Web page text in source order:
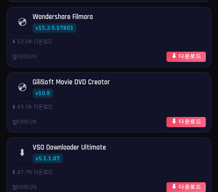
💿 Wondershare Filmora
v15.2.5.17803
⬇️ 52.0K 다운로드
멀티미디어
⬇ 다운로드
💿 GiliSoft Movie DVD Creator
v10.8
⬇️ 49.5K 다운로드
멀티미디어
⬇ 다운로드
⬇️ VSO Downloader Ultimate
v5.1.1.87
⬇️ 47.7K 다운로드
멀티미디어
⬇ 다운로드